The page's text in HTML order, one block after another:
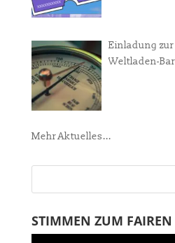
Einladung
Weltladen-
Mehr Aktuelles...
STIMMEN ZUM